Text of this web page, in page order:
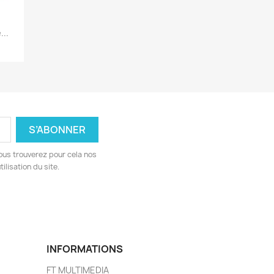
trouverez pour cela nos
du site.
INFORMATIONS
FT MULTIMEDIA